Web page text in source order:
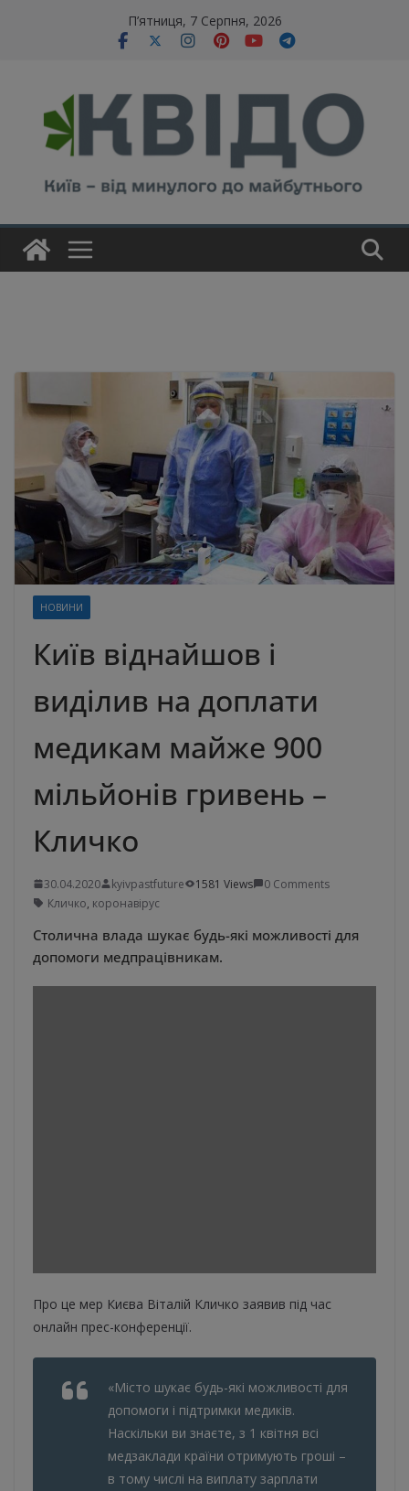
П’ятниця, 7 Серпня, 2026
НОВИНИ
Київ віднайшов і
виділив на доплати
медикам майже 900
мільйонів гривень –
Кличко
30.04.2020 kyivpastfuture 1581 Views
0 Comments
Кличко, коронавірус
Столична влада шукає будь-які можливості для
допомоги медпрацівникам.
Про це мер Києва Віталій Кличко заявив під час
онлайн прес-конференції.
«Місто шукає будь-які можливості для
допомоги і підтримки медиків.
Наскільки ви знаєте, з 1 квітня всі
медзаклади країни отримують гроші –
в тому числі на виплату зарплати
modal-check